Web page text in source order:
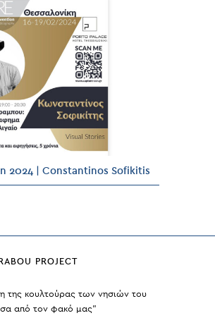
2024 | Constantinos Sofikitis
PROJECT
της κουλτούρας των νησιών του
από τον φακό μας”